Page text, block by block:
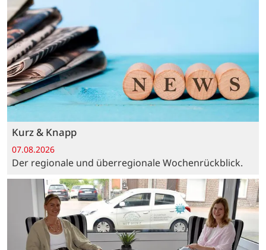
Kurz & Knapp
07.08.2026
Der regionale und überregionale Wochenrückblick.